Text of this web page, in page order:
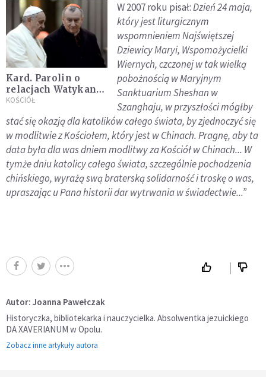
Kard. Parolin o
relacjach Watykanu
z Chinami: skończy
"legalnych" i
"nielegalnych"
KOŚCIÓŁ
W 2007 roku pisał:Dzień 24 maja,
który jest liturgicznym
wspomnieniem Najświętszej
Dziewicy Maryi, Wspomożycielki
Wiernych, czczonej w tak wielką
pobożnością w Maryjnym
Sanktuarium Sheshan w
Szanghaju, w przyszłości mógłby
stać się okazją dla katolików całego świata, by zjednoczyć się
w modlitwie z Kościołem, który jest w Chinach. Pragnę, aby ta
data była dla was dniem modlitwy za Kościół w Chinach... W
tymże dniu katolicy całego świata, szczególnie pochodzenia
chińskiego, wyrażą swą braterską solidarność i troskę o was,
upraszając u Pana historii dar wytrwania w świadectwie...”
Autor: Joanna Pawełczak
Historyczka, bibliotekarka i nauczycielka. Absolwentka jezuickiego
DA XAVERIANUM w Opolu.
Zobacz inne artykuły autora